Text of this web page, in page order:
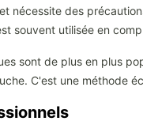
nécessite des
souvent utilisée en
sont de plus en plus
C'est une méthode